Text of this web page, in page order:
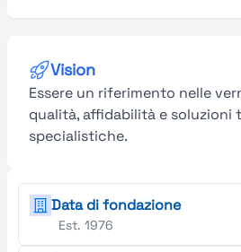
Vision
Essere un riferimento nelle
qualità, affidabilità e soluzioni
specialistiche.
Data di fondazione
Est. 1976